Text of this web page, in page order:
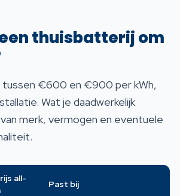
thuisbatterij om
tussen €600 en €900 per kWh,
Wat je daadwerkelijk
merk, vermogen en eventuele
all-
Past bij